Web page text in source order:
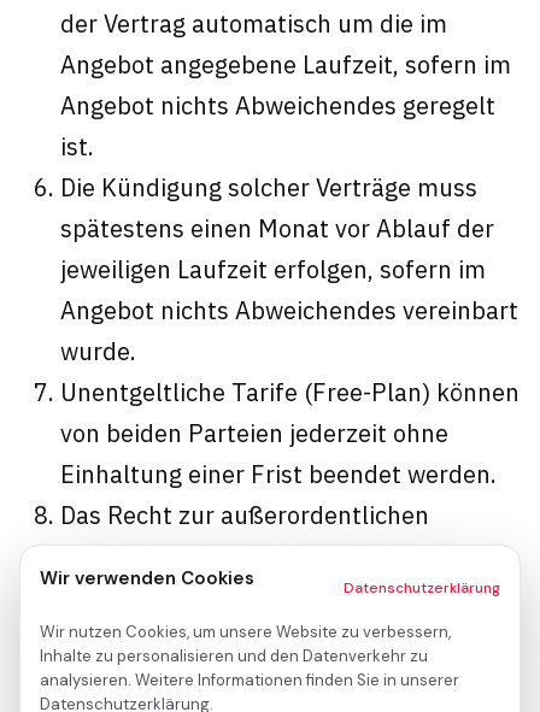
der Vertrag automatisch um die im
Angebot angegebene Laufzeit, sofern im
Angebot nichts Abweichendes geregelt
ist.
Die Kündigung solcher Verträge muss
spätestens einen Monat vor Ablauf der
jeweiligen Laufzeit erfolgen, sofern im
Angebot nichts Abweichendes vereinbart
wurde.
Unentgeltliche Tarife (Free-Plan) können
von beiden Parteien jederzeit ohne
Einhaltung einer Frist beendet werden.
Das Recht zur außerordentlichen
Kündigung aus wichtigem Grund bleibt
Individuell vereinbarte Enterprise-
Verträge können im Übrigen von den
Wir verwenden Cookies Datenschutzerklärung
Wir nutzen Cookies, um unsere Website zu verbessern,
Inhalte zu personalisieren und den Datenverkehr zu
analysieren. Weitere Informationen finden Sie in unserer
Datenschutzerklärung.